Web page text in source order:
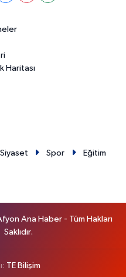
Haritası
Siyaset Spor
Eğitim
Ana Haber - Tüm Hakları
Saklıdır.
TE Bilişim